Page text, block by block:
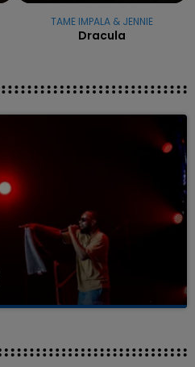
TAME IMPALA & JENNIE
Dracula